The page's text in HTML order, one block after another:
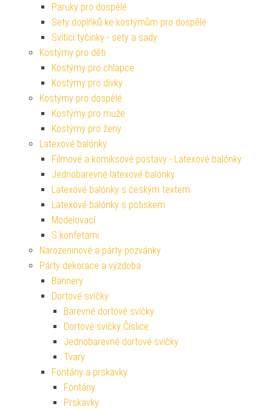
Paruky pro dospělé
Sety doplňků ke kostýmům pro dospělé
Svítící tyčinky - sety a sady
Kostýmy pro děti
Kostýmy pro chlapce
Kostýmy pro dívky
Kostýmy pro dospělé
Kostýmy pro muže
Kostýmy pro ženy
Latexové balónky
Filmové a komiksové postavy - Latexové balónky
Jednobarevné latexové balónky
Latexové balónky s českým textem
Latexové balónky s potiskem
Modelovací
S konfetami
Narozeninové a párty pozvánky
Párty dekorace a výzdoba
Bannery
Dortové svíčky
Barevné dortové svíčky
Dortové svíčky Číslice
Jednobarevné dortové svíčky
Tvary
Fontány a prskavky
Fontány
Prskavky